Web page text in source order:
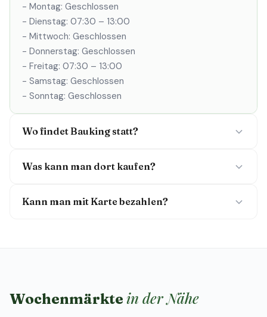
- Montag: Geschlossen
- Dienstag: 07:30 – 13:00
- Mittwoch: Geschlossen
- Donnerstag: Geschlossen
- Freitag: 07:30 – 13:00
- Samstag: Geschlossen
- Sonntag: Geschlossen
Wo findet Bauking statt?
Was kann man dort kaufen?
Kann man mit Karte bezahlen?
Wochenmärkte in der Nähe